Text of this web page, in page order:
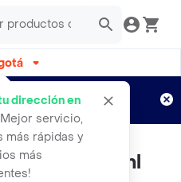
dirección en
Mejor servicio,
más rápidas y
más
semanas
Aplican TyC
Plus 2ml